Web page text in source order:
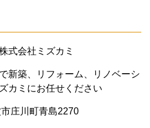
式会社ミズカミ
新築、リフォーム、リノベーシ
カミにお任せください
庄川町青島2270